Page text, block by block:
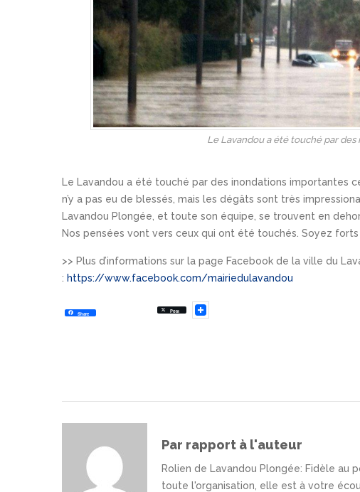
Le Lavandou a été touché par
Le Lavandou a été touché par des inondations importantes
n’y a pas eu de blessés, mais les dégâts sont très
Lavandou Plongée, et toute son équipe, se trouvent en
Nos pensées vont vers ceux qui ont été touchés. Soyez forts
>> Plus d’informations sur la page Facebook de la ville du
: https://www.facebook.com/mairiedulavandou
Share Post
Par rapport à l'auteur
Rolien de Lavandou Plongée: Fidèle au
toute l'organisation, elle est à votre